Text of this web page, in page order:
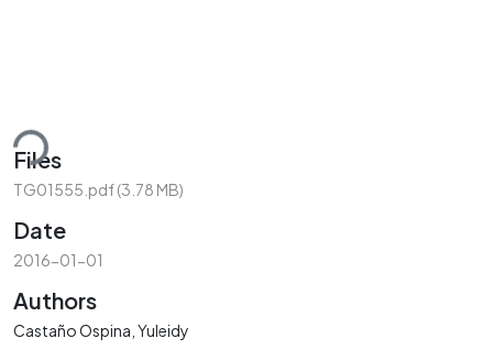
Files
TG01555.pdf(3.78 MB)
Date
2016-01-01
Authors
Castaño Ospina, Yuleidy